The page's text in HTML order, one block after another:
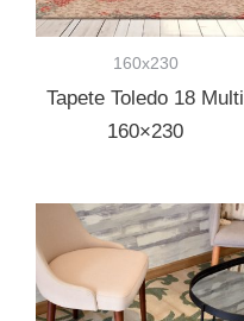
160x230
Tapete Toledo 18 Multi
160×230